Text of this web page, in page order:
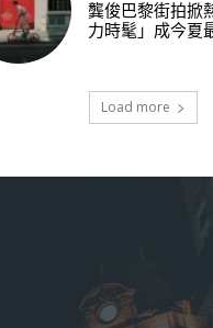
龔俊巴黎街拍
力時髦」成今夏
Load more